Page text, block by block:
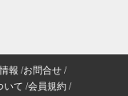
報 お問合せ
いて 会員規約